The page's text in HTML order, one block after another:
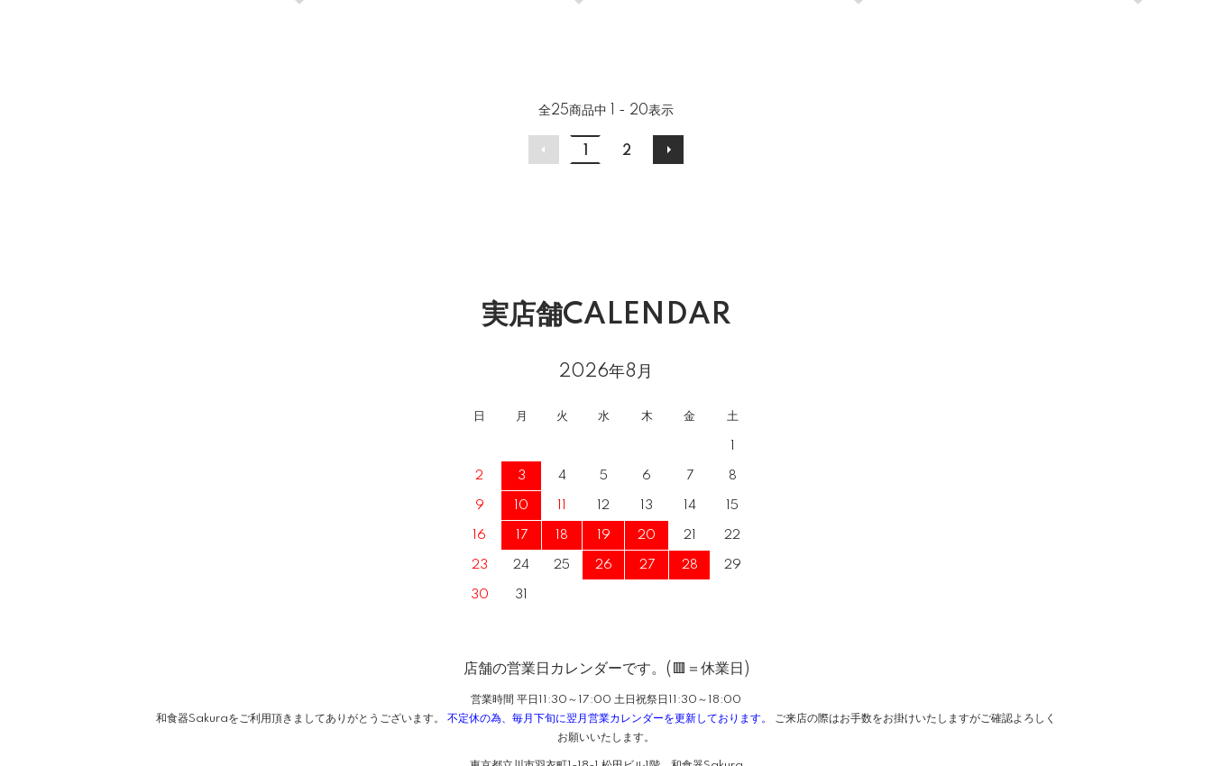
全25商品中 1 - 20表示
2
実店舗CALENDAR
2026年8月
日 月 火 水 木 金 土
2 3 4 5 6 7 8
9 10 12 13 14 15
16 17 18 19 20 21 22
23 24 25 26 27 28 29
30 31
店舗の営業日カレンダーです。(🟥＝休業日)
営業時間 平日11:30～17:00 土日祝祭日11:30～18:00
和食器Sakuraをご利用頂きましてありがとうございます。 不定休の為、毎月下旬に翌月営業カレンダーを更新しております。
ご来店の際はお手数をお掛けいたしますがご確認よろしく
お願いいたします。